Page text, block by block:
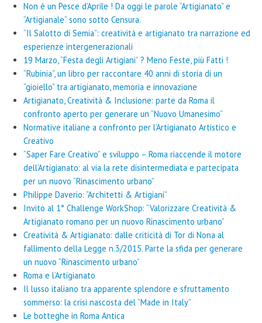
Non è un Pesce d’Aprile ! Da oggi le parole “Artigianato” e
“Artigianale” sono sotto Censura.
“Il Salotto di Semia”: creatività e artigianato tra narrazione ed
esperienze intergenerazionali
19 Marzo, “Festa degli Artigiani” ? Meno Feste, più Fatti !
“Rubinia”, un libro per raccontare 40 anni di storia di un
“gioiello” tra artigianato, memoria e innovazione
Artigianato, Creatività & Inclusione: parte da Roma il
confronto aperto per generare un “Nuovo Umanesimo”
Normative italiane a confronto per l’Artigianato Artistico e
Creativo
“Saper Fare Creativo” e sviluppo – Roma riaccende il motore
dell’Artigianato: al via la rete disintermediata e partecipata
per un nuovo “Rinascimento urbano”
Philippe Daverio: “Architetti & Artigiani”
Invito al 1° Challenge WorkShop: “Valorizzare Creatività &
Artigianato romano per un nuovo Rinascimento urbano”
Creatività & Artigianato: dalle criticità di Tor di Nona al
fallimento della Legge n.3/2015. Parte la sfida per generare
un nuovo “Rinascimento urbano”
Roma e l’Artigianato
Il lusso italiano tra apparente splendore e sfruttamento
sommerso: la crisi nascosta del “Made in Italy”
Le botteghe in Roma Antica